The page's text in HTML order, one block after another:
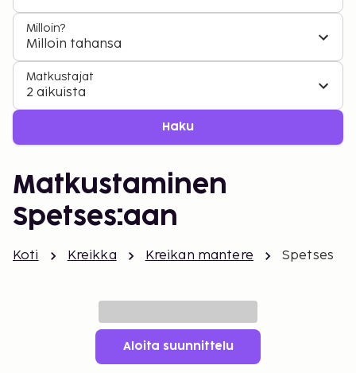
Milloin?
Milloin tahansa
Matkustajat
2 aikuista
Haku
Matkustaminen
Spetses:aan
Koti Kreikka Kreikan mantere Spetses
Aloita suunnittelu